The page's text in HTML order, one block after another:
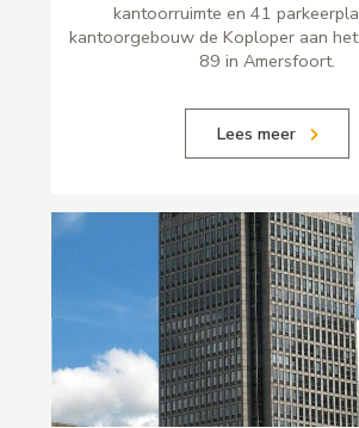
kantoorruimte en 41
kantoorgebouw de Koploper aan
89 in Amersfoort.
Lees meer